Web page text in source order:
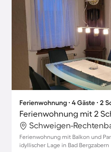
Ferienwohnung ∙ 4 Gäste ∙ 2
Ferienwohnung mit Balkon und
idyllischer Lage in Bad Bergzabern